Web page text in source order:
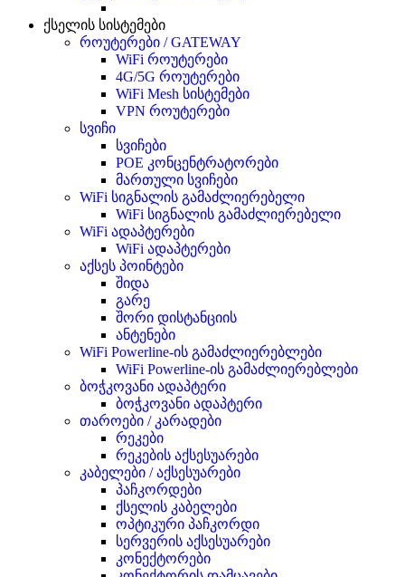
ქსელის სისტემები
როუტერები / GATEWAY
WiFi როუტერები
4G/5G როუტერები
WiFi Mesh სისტემები
VPN როუტერები
სვიჩი
სვიჩები
POE კონცენტრატორები
მართული სვიჩები
WiFi სიგნალის გამაძლიერებელი
WiFi სიგნალის გამაძლიერებელი
WiFi ადაპტერები
WiFi ადაპტერები
აქსეს პოინტები
შიდა
გარე
შორი დისტანციის
ანტენები
WiFi Powerline-ის გამაძლიერებლები
WiFi Powerline-ის გამაძლიერებლები
ბოჭკოვანი ადაპტერი
ბოჭკოვანი ადაპტერი
თაროები / კარადები
რეკები
რეკების აქსესუარები
კაბელები / აქსესუარები
პაჩკორდები
ქსელის კაბელები
ოპტიკური პაჩკორდი
სერვერის აქსესუარები
კონექტორები